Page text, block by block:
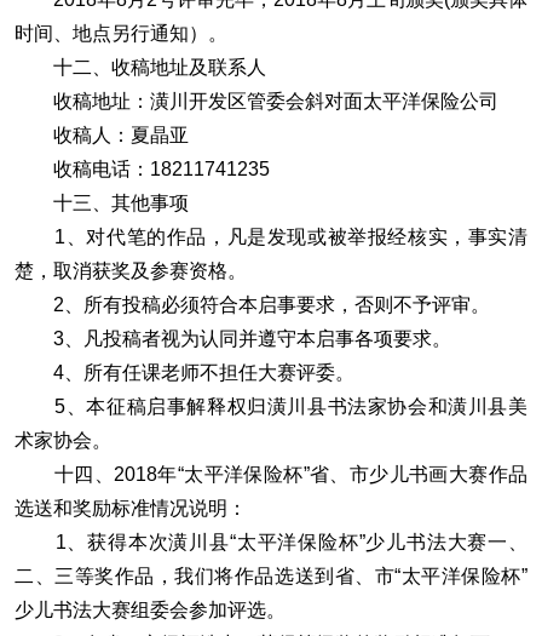
时间、地点另行通知）。
十二、收稿地址及联系人
收稿地址：潢川开发区管委会斜对面太平洋保险公司
收稿人：夏晶亚
收稿电话：18211741235
十三、其他事项
1、对代笔的作品，凡是发现或被举报经核实，事实清
楚，取消获奖及参赛资格。
2、所有投稿必须符合本启事要求，否则不予评审。
3、凡投稿者视为认同并遵守本启事各项要求。
4、所有任课老师不担任大赛评委。
5、本征稿启事解释权归潢川县书法家协会和潢川县美
术家协会。
十四、2018年“太平洋保险杯”省、市少儿书画大赛作品
选送和奖励标准情况说明：
1、获得本次潢川县“太平洋保险杯”少儿书法大赛一、
二、三等奖作品，我们将作品选送到省、市“太平洋保险杯”
少儿书法大赛组委会参加评选。